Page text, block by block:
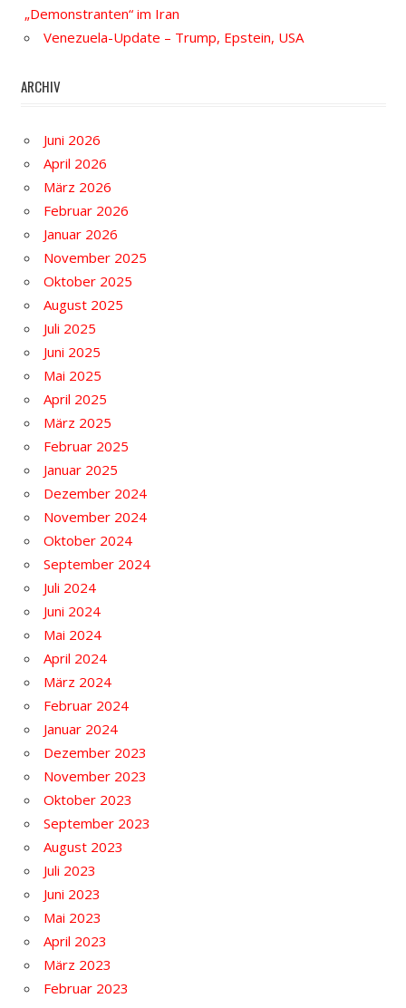
„Demonstranten“ im Iran
Venezuela-Update – Trump, Epstein, USA
ARCHIV
Juni 2026
April 2026
März 2026
Februar 2026
Januar 2026
November 2025
Oktober 2025
August 2025
Juli 2025
Juni 2025
Mai 2025
April 2025
März 2025
Februar 2025
Januar 2025
Dezember 2024
November 2024
Oktober 2024
September 2024
Juli 2024
Juni 2024
Mai 2024
April 2024
März 2024
Februar 2024
Januar 2024
Dezember 2023
November 2023
Oktober 2023
September 2023
August 2023
Juli 2023
Juni 2023
Mai 2023
April 2023
März 2023
Februar 2023